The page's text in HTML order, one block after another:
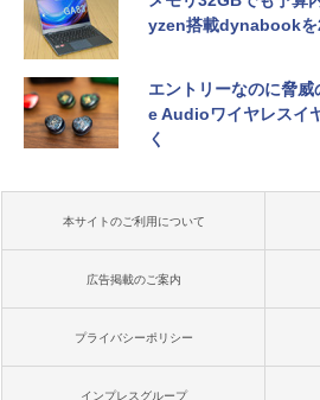
yzen搭載dynabookを
エントリーなのに脅
e Audioワイヤレスイ
く
本サイトのご利用について
広告掲載のご案内
プライバシーポリシー
インプレスグループ